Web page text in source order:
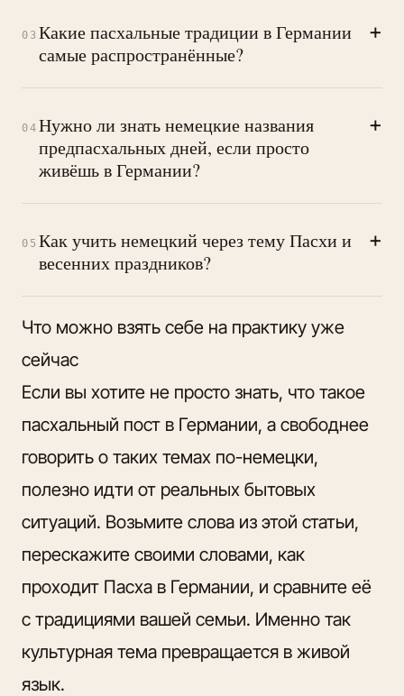
03 Какие пасхальные традиции в Германии
самые распространённые?
+
04 Нужно ли знать немецкие названия
предпасхальных дней, если просто
живёшь в Германии?
+
05 Как учить немецкий через тему Пасхи и
весенних праздников?
+
Что можно взять себе на практику уже
сейчас
Если вы хотите не просто знать, что такое
пасхальный пост в Германии, а свободнее
говорить о таких темах по-немецки,
полезно идти от реальных бытовых
ситуаций. Возьмите слова из этой статьи,
перескажите своими словами, как
проходит Пасха в Германии, и сравните её
с традициями вашей семьи. Именно так
культурная тема превращается в живой
язык.